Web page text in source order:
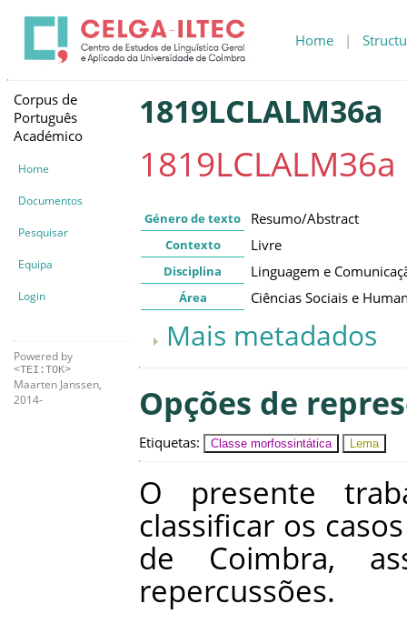
Home |
Corpus de
Português
Académico
Home
Documentos
Pesquisar
Equipa
Login
Powered by
<TEI:TOK>
Maarten Janssen,
2014-
1819LCLALM36a
1819LCLALM36a
Género de texto Resumo/Abstract
Contexto Livre
Disciplina Linguagem e
Área Ciências Sociais e
Mais metadados
Opções de
Etiquetas: Classe morfossintática Lema
O presente
classificar os casos
de
Coimbra,
repercussões.